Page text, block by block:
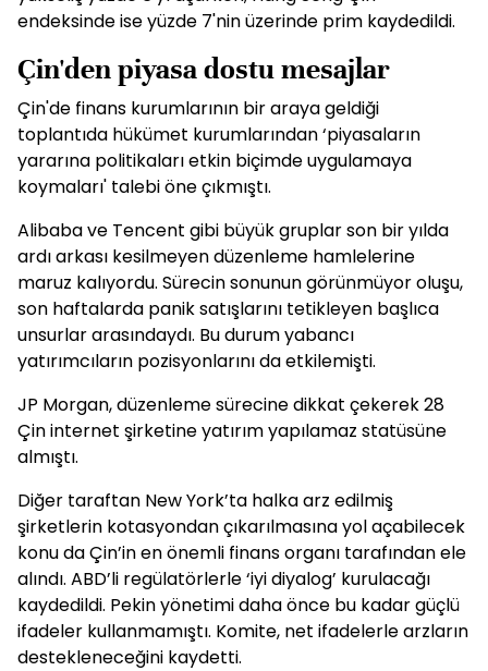
endeksinde ise yüzde 7'nin üzerinde prim kaydedildi.
Çin'den piyasa dostu mesajlar
Çin'de finans kurumlarının bir araya geldiği
toplantıda hükümet kurumlarından ‘piyasaların
yararına politikaları etkin biçimde uygulamaya
koymaları' talebi öne çıkmıştı.
Alibaba ve Tencent gibi büyük gruplar son bir yılda
ardı arkası kesilmeyen düzenleme hamlelerine
maruz kalıyordu. Sürecin sonunun görünmüyor oluşu,
son haftalarda panik satışlarını tetikleyen başlıca
unsurlar arasındaydı. Bu durum yabancı
yatırımcıların pozisyonlarını da etkilemişti.
JP Morgan, düzenleme sürecine dikkat çekerek 28
Çin internet şirketine yatırım yapılamaz statüsüne
almıştı.
Diğer taraftan New York’ta halka arz edilmiş
şirketlerin kotasyondan çıkarılmasına yol açabilecek
konu da Çin’in en önemli finans organı tarafından ele
alındı. ABD’li regülatörlerle ‘iyi diyalog’ kurulacağı
kaydedildi. Pekin yönetimi daha önce bu kadar güçlü
ifadeler kullanmamıştı. Komite, net ifadelerle arzların
destekleneceğini kaydetti.